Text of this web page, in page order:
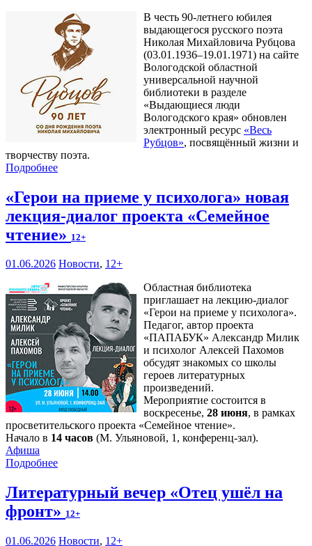
В честь 90-летнего юбилея
выдающегося русского поэта
Николая Михайловича Рубцова
(03.01.1936–19.01.1971) на сайте
Вологодской областной
универсальной научной
библиотеки в разделе
«Выдающиеся люди
Вологодского края» обновлен
электронный ресурс «Весь
Рубцов», посвящённый жизни и
творчеству поэта.
Подробнее
«Герои на приеме у психолога» новая
лекция-диалог проекта «Семейное
чтение» 12+
01.06.2026 Новости, 12+
Областная библиотека
приглашает на лекцию-диалог
«Герои на приеме у психолога».
Педагог, автор проекта
«ПАПАБУК» Александр Милик
и психолог Алексей Пахомов
обсудят знакомых со школы
героев литературных
произведений.
Мероприятие состоится в
воскресенье, 28 июня, в рамках
просветительского проекта «Семейное чтение».
Начало в 14 часов (М. Ульяновой, 1, конференц-зал).
Афиша
Подробнее
Литературный вечер «Отец ушёл на
фронт» 12+
01.06.2026 Новости, 12+